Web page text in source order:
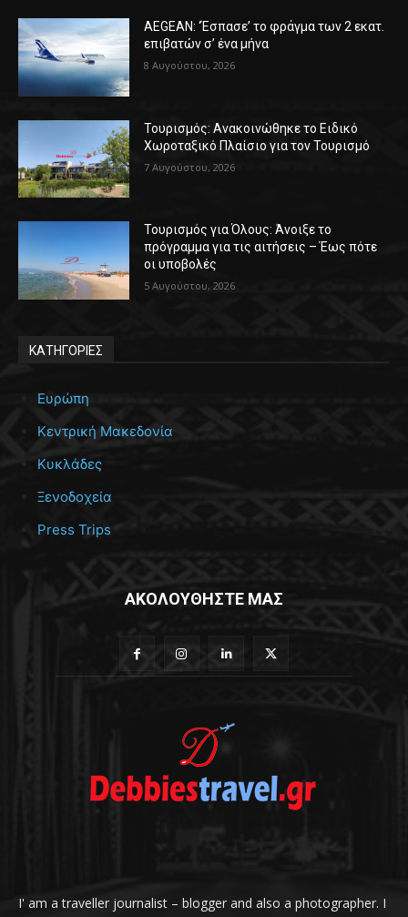
AEGEAN: ‘Έσπασε’ το φράγμα των 2 εκατ.
επιβατών σ’ ένα μήνα
8 Αυγούστου, 2026
Τουρισμός: Ανακοινώθηκε το Ειδικό
Χωροταξικό Πλαίσιο για τον Τουρισμό
7 Αυγούστου, 2026
Τουρισμός για Όλους: Άνοιξε το
πρόγραμμα για τις αιτήσεις – Έως πότε
οι υποβολές
5 Αυγούστου, 2026
ΚΑΤΗΓΟΡΙΕΣ
Ευρώπη
Κεντρική Μακεδονία
Κυκλάδες
Ξενοδοχεία
Press Trips
ΑΚΟΛΟΥΘΗΣΤΕ ΜΑΣ
I' am a traveller journalist – blogger and also a photographer. I